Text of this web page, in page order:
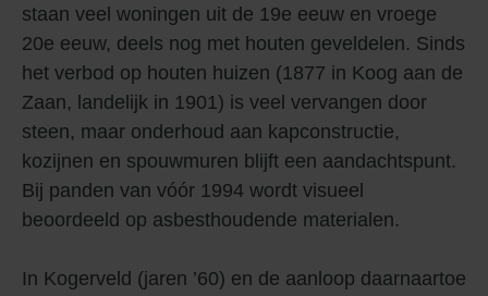
staan veel woningen uit de 19e eeuw en vroege
20e eeuw, deels nog met houten geveldelen. Sinds
het verbod op houten huizen (1877 in Koog aan de
Zaan, landelijk in 1901) is veel vervangen door
steen, maar onderhoud aan kapconstructie,
kozijnen en spouwmuren blijft een aandachtspunt.
Bij panden van vóór 1994 wordt visueel
beoordeeld op asbesthoudende materialen.
In Kogerveld (jaren ’60) en de aanloop daarnaartoe